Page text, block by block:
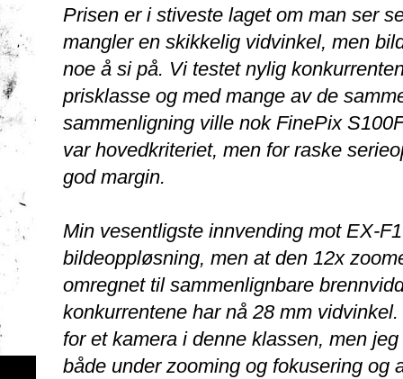
Prisen er i stiveste laget om man ser
mangler en skikkelig vidvinkel, men
noe å si på. Vi testet nylig
prisklasse og med mange av de
sammenligning ville nok FinePix
var hovedkriteriet, men for raske
god margin.
Min vesentligste innvending mot EX-
bildeoppløsning, men at den 12x
omregnet til sammenlignbare
konkurrentene har nå 28 mm
for et kamera i denne klassen, men
både under zooming og fokusering og